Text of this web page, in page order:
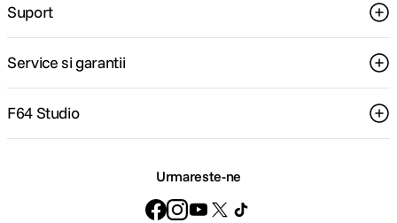
Suport
Service si garantii
F64 Studio
Urmareste-ne